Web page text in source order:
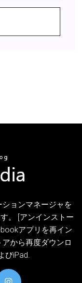
ョンマネージャを
。 [アンインストー
アプリを再イン
から再度ダウンロ
びiPad.